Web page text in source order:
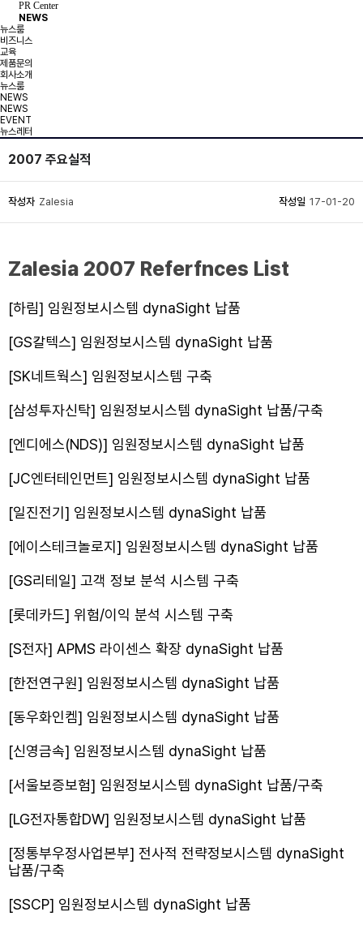
PR Center
NEWS
뉴스룸
비즈니스
교육
제품문의
회사소개
뉴스룸
NEWS
NEWS
EVENT
뉴스레터
2007 주요실적
작성자 Zalesia 작성일 17-01-20
Zalesia 2007 Referfnces List
[하림] 임원정보시스템 dynaSight 납품
[GS칼텍스] 임원정보시스템 dynaSight 납품
[SK네트웍스] 임원정보시스템 구축
[삼성투자신탁] 임원정보시스템 dynaSight 납품/구축
[엔디에스(NDS)] 임원정보시스템 dynaSight 납품
[JC엔터테인먼트] 임원정보시스템 dynaSight 납품
[일진전기] 임원정보시스템 dynaSight 납품
[에이스테크놀로지] 임원정보시스템 dynaSight 납품
[GS리테일] 고객 정보 분석 시스템 구축
[롯데카드] 위험/이익 분석 시스템 구축
[S전자] APMS 라이센스 확장 dynaSight 납품
[한전연구원] 임원정보시스템 dynaSight 납품
[동우화인켐] 임원정보시스템 dynaSight 납품
[신영금속] 임원정보시스템 dynaSight 납품
[서울보증보험] 임원정보시스템 dynaSight 납품/구축
[LG전자통합DW] 임원정보시스템 dynaSight 납품
[정통부우정사업본부] 전사적 전략정보시스템 dynaSight
납품/구축
[SSCP] 임원정보시스템 dynaSight 납품